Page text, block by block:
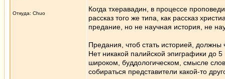
Откуда: Chuo
Когда тхеравадин, в процессе
рассказ того же типа, как рассказ
предание, но не научная история, не
Предания, чтоб стать историей,
Нет никакой палийской эпиграфики до
широком, буддологическом, смысле
собираться представители какой-то